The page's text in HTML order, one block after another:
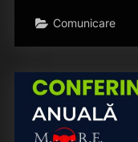
Comunicare